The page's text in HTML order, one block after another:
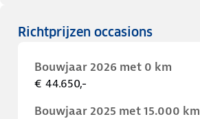
Richtprijzen occasions
Bouwjaar 2026 met 0 km
€ 44.650,-
Bouwjaar 2025 met 15.000 km